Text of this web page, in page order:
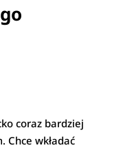
coraz bardziej
Chce wkładać